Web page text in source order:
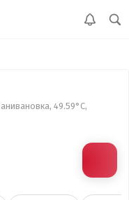
49.59°С,